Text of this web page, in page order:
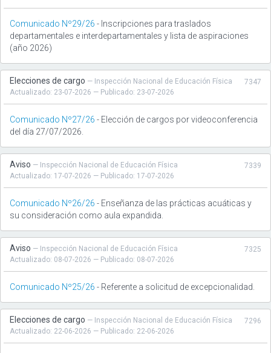
Comunicado Nº29/26 - Inscripciones para traslados
departamentales e interdepartamentales y lista de aspiraciones
(año 2026)
7347
Elecciones de cargo — Inspección Nacional de Educación Física
Actualizado: 23-07-2026 — Publicado: 23-07-2026
Comunicado Nº27/26 - Elección de cargos por videoconferencia
del día 27/07/2026.
7339
Aviso — Inspección Nacional de Educación Física
Actualizado: 17-07-2026 — Publicado: 17-07-2026
Comunicado Nº26/26 - Enseñanza de las prácticas acuáticas y
su consideración como aula expandida.
7325
Aviso — Inspección Nacional de Educación Física
Actualizado: 08-07-2026 — Publicado: 08-07-2026
Comunicado Nº25/26 - Referente a solicitud de excepcionalidad.
7296
Elecciones de cargo — Inspección Nacional de Educación Física
Actualizado: 22-06-2026 — Publicado: 22-06-2026